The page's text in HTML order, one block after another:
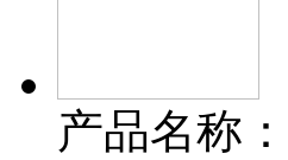
产品名称：